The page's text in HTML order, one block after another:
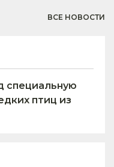
ВСЕ НОВОСТИ
специальную
птиц из